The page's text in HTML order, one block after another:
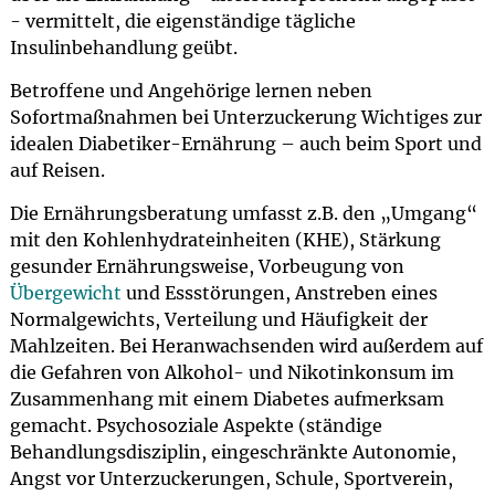
- vermittelt, die eigenständige tägliche
Insulinbehandlung geübt.
Betroffene und Angehörige lernen neben
Sofortmaßnahmen bei Unterzuckerung Wichtiges zur
idealen Diabetiker-Ernährung – auch beim Sport und
auf Reisen.
Die Ernährungsberatung umfasst z.B. den „Umgang“
mit den Kohlenhydrateinheiten (KHE), Stärkung
gesunder Ernährungsweise, Vorbeugung von
Übergewicht und Essstörungen, Anstreben eines
Normalgewichts, Verteilung und Häufigkeit der
Mahlzeiten. Bei Heranwachsenden wird außerdem auf
die Gefahren von Alkohol- und Nikotinkonsum im
Zusammenhang mit einem Diabetes aufmerksam
gemacht. Psychosoziale Aspekte (ständige
Behandlungsdisziplin, eingeschränkte Autonomie,
Angst vor Unterzuckerungen, Schule, Sportverein,